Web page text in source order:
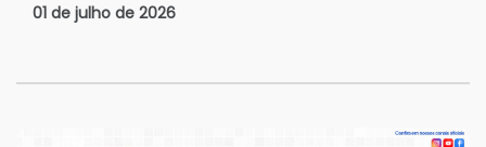
01 de julho de 2026